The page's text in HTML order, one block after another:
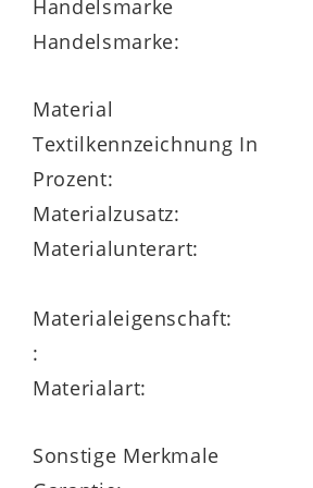
Handelsmarke
Handelsmarke:
Material
Textilkennzeichnung In
Prozent:
Materialzusatz:
Materialunterart:
Materialeigenschaft:
:
Materialart:
Sonstige Merkmale